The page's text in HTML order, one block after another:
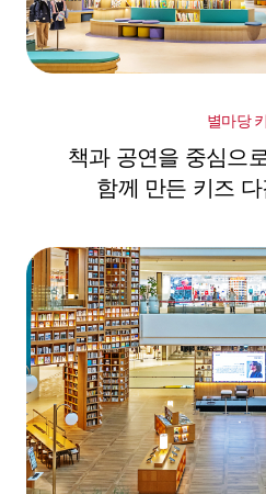
별마당
책과 공연을 중심으
함께 만든 키즈